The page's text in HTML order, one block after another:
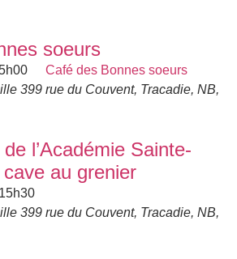
soeurs
Café des Bonnes soeurs
399 rue du Couvent, Tracadie, NB,
l’Académie Sainte-
au grenier
15h30
399 rue du Couvent, Tracadie, NB,